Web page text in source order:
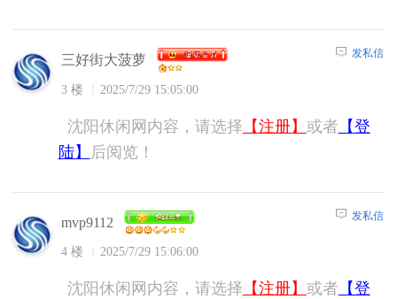
三好街大菠萝
3 楼 2025/7/29 15:05:00
发私信
沈阳休闲网内容，请选择 【注册】 或者 【登
陆】
后阅览！
mvp9112
4 楼 2025/7/29 15:06:00
发私信
沈阳休闲网内容，请选择 【注册】 或者 【登